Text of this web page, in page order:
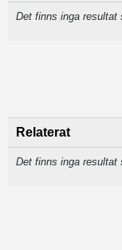
Det finns inga resultat
Relaterat
Det finns inga resultat